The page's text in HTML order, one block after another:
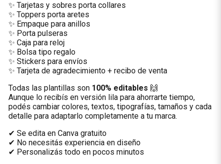
✨ Tarjetas y sobres porta collares
✨ Toppers porta aretes
✨ Empaque para anillos
✨ Porta pulseras
✨ Caja para reloj
✨ Bolsa tipo regalo
✨ Stickers para envíos
✨ Tarjeta de agradecimiento + recibo de venta
Todas las plantillas son 100% editables 🙌
Aunque lo recibís en versión lila para ahorrarte tiempo,
podés cambiar colores, textos, tipografías, tamaños y cada
detalle para adaptarlo completamente a tu marca.
✔ Se edita en Canva gratuito
✔ No necesitás experiencia en diseño
✔ Personalizás todo en pocos minutos